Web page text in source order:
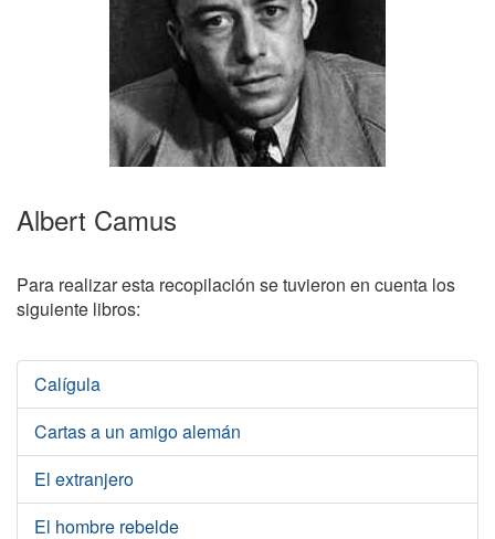
Albert Camus
Para realizar esta recopilación se tuvieron en cuenta los
siguiente libros:
Calígula
Cartas a un amigo alemán
El extranjero
El hombre rebelde